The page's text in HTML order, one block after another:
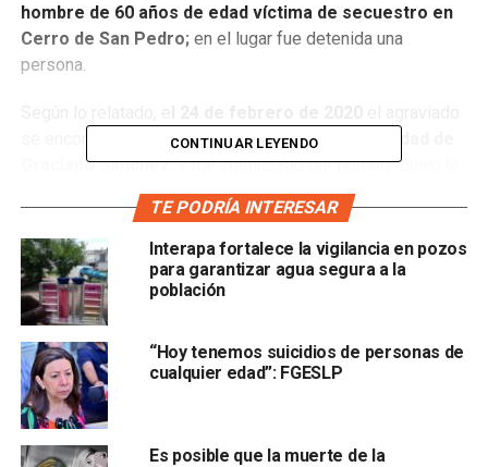
hombre de 60 años de edad víctima de secuestro en
Cerro de San Pedro;en el lugar fue detenida una
persona.
carretera Rioverde en Soledad de
Graciano Sánchez, y fue contactado por hombre quien le
r interesado en la compra de un
automóvil de su propiedad, por lo que accedió a
mostrarle que se encontraba en buenas condiciones,
sin embrago ya no se volvió a saber de él.
Horas más tarde, l
solicitaban una fuerte cantidad de dinero en efectivo
por la liberación del hombre,por lo que decidieron
informar a las autoridades, solicitando el acompañamiento
y la asesoría sobre el manejo de la situación.
CONTINUAR LEYENDO
TE PODRÍA INTERESAR
Interapa fortalece la vigilancia en pozos
para garantizar agua segura a la
población
“Hoy tenemos suicidios de personas de
cualquier edad”: FGESLP
Es posible que la muerte de la